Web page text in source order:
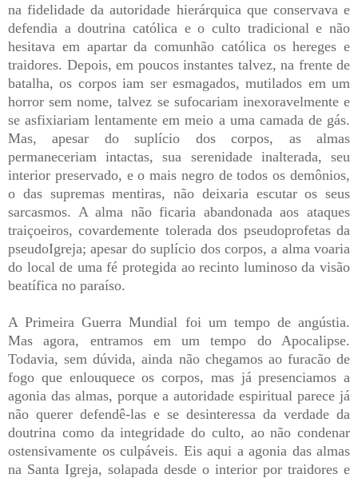
na fidelidade da autoridade hierárquica que conservava e
defendia a doutrina católica e o culto tradicional e não
hesitava em apartar da comunhão católica os hereges e
traidores. Depois, em poucos instantes talvez, na frente de
batalha, os corpos iam ser esmagados, mutilados em um
horror sem nome, talvez se sufocariam inexoravelmente e
se asfixiariam lentamente em meio a uma camada de gás.
Mas, apesar do suplício dos corpos, as almas
permaneceriam intactas, sua serenidade inalterada, seu
interior preservado, e o mais negro de todos os demônios,
o das supremas mentiras, não deixaria escutar os seus
sarcasmos. A alma não ficaria abandonada aos ataques
traiçoeiros, covardemente tolerada dos pseudoprofetas da
pseudoIgreja; apesar do suplício dos corpos, a alma voaria
do local de uma fé protegida ao recinto luminoso da visão
beatífica no paraíso.
A Primeira Guerra Mundial foi um tempo de angústia.
Mas agora, entramos em um tempo do Apocalipse.
Todavia, sem dúvida, ainda não chegamos ao furacão de
fogo que enlouquece os corpos, mas já presenciamos a
agonia das almas, porque a autoridade espiritual parece já
não querer defendê-las e se desinteressa da verdade da
doutrina como da integridade do culto, ao não condenar
ostensivamente os culpáveis. Eis aqui a agonia das almas
na Santa Igreja, solapada desde o interior por traidores e